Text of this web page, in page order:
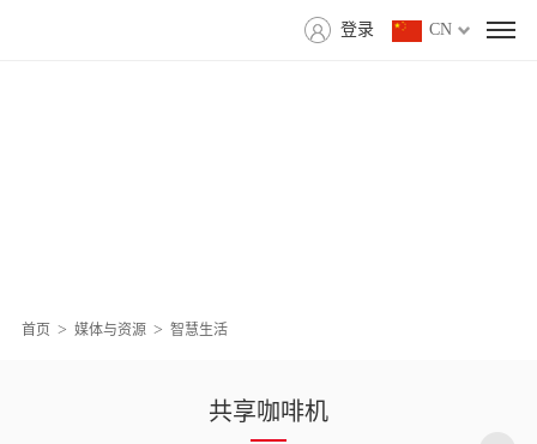
CN
登录
首页 > 媒体与资源 > 智慧生活
共享咖啡机